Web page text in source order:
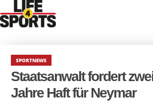
SPORTNEWS
Staatsanwalt fordert
Jahre Haft für Neymar